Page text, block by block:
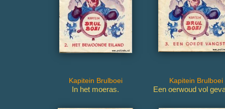
Kapitein Brulboei
In het moeras.
Kapitein Brulboei
Een oerwoud vol